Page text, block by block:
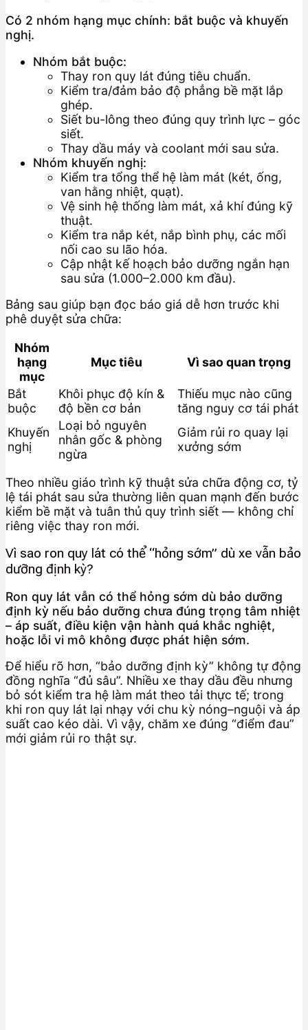
Có 2 nhóm hạng mục chính: bắt buộc và khuyến
nghị.
Nhóm bắt buộc:
Thay ron quy lát đúng tiêu chuẩn.
Kiểm tra/đảm bảo độ phẳng bề mặt lắp
ghép.
Siết bu-lông theo đúng quy trình lực – góc
siết.
Thay dầu máy và coolant mới sau sửa.
Nhóm khuyến nghị:
Kiểm tra tổng thể hệ làm mát (két, ống,
van hằng nhiệt, quạt).
Vệ sinh hệ thống làm mát, xả khí đúng kỹ
thuật.
Kiểm tra nắp két, nắp bình phụ, các mối
nối cao su lão hóa.
Cập nhật kế hoạch bảo dưỡng ngắn hạn
sau sửa (1.000–2.000 km đầu).
Bảng sau giúp bạn đọc báo giá dễ hơn trước khi
phê duyệt sửa chữa:
Nhóm
hạng
mục
Mục tiêu Vì sao quan trọng
Bắt
buộc
Khôi phục độ kín &
độ bền cơ bản
Thiếu mục nào cũng
tăng nguy cơ tái phát
Khuyến
nghị
Loại bỏ nguyên
nhân gốc & phòng
ngừa
Giảm rủi ro quay lại
xưởng sớm
Theo nhiều giáo trình kỹ thuật sửa chữa động cơ, tỷ
lệ tái phát sau sửa thường liên quan mạnh đến bước
kiểm bề mặt và tuân thủ quy trình siết — không chỉ
riêng việc thay ron mới.
Vì sao ron quy lát có thể “hỏng sớm” dù xe vẫn bảo
dưỡng định kỳ?
Ron quy lát vẫn có thể hỏng sớm dù bảo dưỡng
định kỳ nếu bảo dưỡng chưa đúng trọng tâm nhiệt
– áp suất, điều kiện vận hành quá khắc nghiệt,
hoặc lỗi vi mô không được phát hiện sớm.
Để hiểu rõ hơn, “bảo dưỡng định kỳ” không tự động
đồng nghĩa “đủ sâu”. Nhiều xe thay dầu đều nhưng
bỏ sót kiểm tra hệ làm mát theo tải thực tế; trong
khi ron quy lát lại nhạy với chu kỳ nóng–nguội và áp
suất cao kéo dài. Vì vậy, chăm xe đúng “điểm đau”
mới giảm rủi ro thật sự.